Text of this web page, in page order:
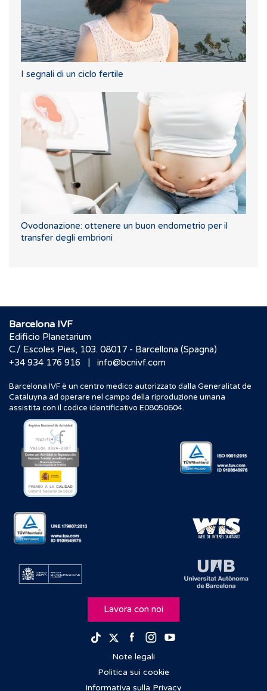
I segnali di un ciclo fertile
Ovodonazione: ottenere un buon endometrio per il
transfer degli embrioni
Barcelona IVF
Edificio Planetarium
C./ Escoles Pies, 103. 08017 - Barcellona (Spagna)
+34 934 176 916
| info@bcnivf.com
Barcelona IVF è un centro medico autorizzato dalla Generalitat de
Cataluyna ad operare nel campo della riproduzione umana
assistita con il codice identificativo E08050604.
Lavora con noi
TikTokTwitterFacebook
Instagram
Note legali
Politica sui cookie
Informativa sulla Privacy